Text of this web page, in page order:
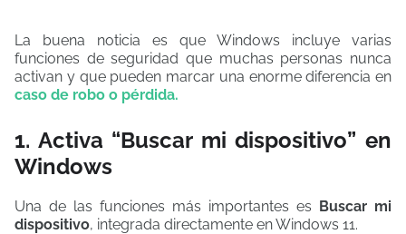
La buena noticia es que Windows incluye varias
funciones de seguridad que muchas personas nunca
activan y que pueden marcar una enorme diferencia en
caso de robo o pérdida.
1. Activa “Buscar mi dispositivo” en
Windows
Una de las funciones más importantes es Buscar mi
dispositivo, integrada directamente en Windows 11.